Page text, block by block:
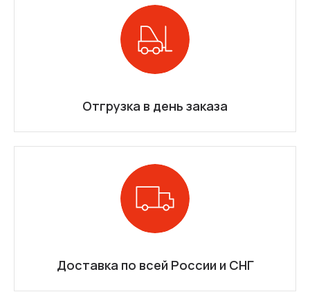
Отгрузка в день заказа
Доставка по всей России и СНГ